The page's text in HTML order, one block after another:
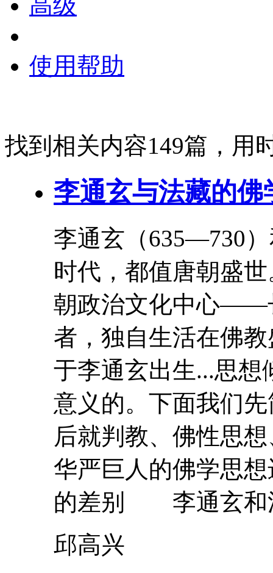
使用帮助
找到相关内容149篇，用
李通玄与法藏的佛
李通玄 （635—730
时代，都值唐朝盛
朝政治文化中心——
者，独自生活在佛
于李通玄出生...思想
意义的。下面我们
后就判教、佛性思
华严巨人的佛学思
的差别 李通玄和
邱高兴